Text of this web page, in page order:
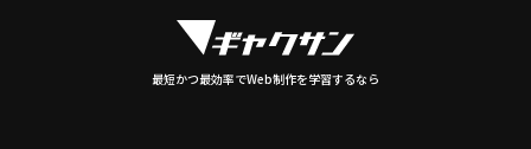
最短かつ最効率でWeb制作を学習するなら